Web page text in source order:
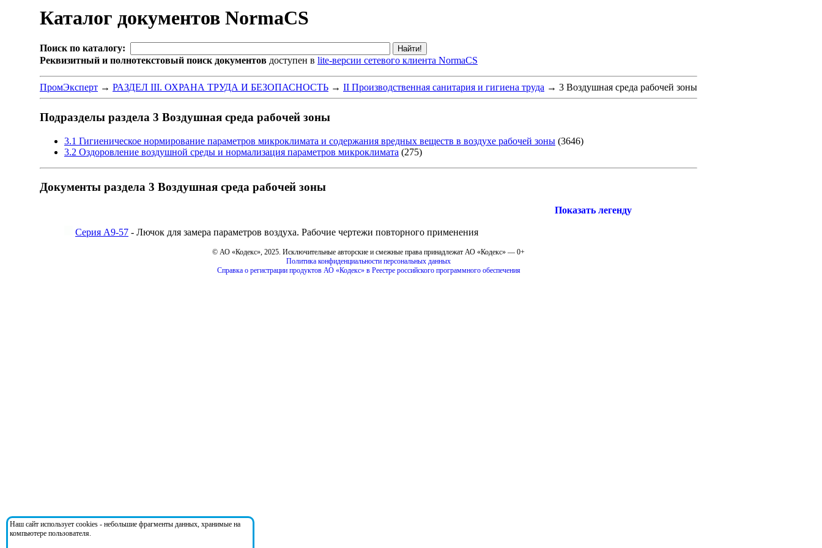
Каталог документов NormaCS
Поиск по каталогу:
Реквизитный и полнотекстовый поиск документов доступен в lite-версии сетевого клиента NormaCS
ПромЭксперт → РАЗДЕЛ III. ОХРАНА ТРУДА И БЕЗОПАСНОСТЬ → II Производственная санитария и гигиена труда → 3 Воздушная среда рабочей зоны
Подразделы раздела 3 Воздушная среда рабочей зоны
3.1 Гигиеническое нормирование параметров микроклимата и содержания вредных веществ в воздухе рабочей зоны (3646)
3.2 Оздоровление воздушной среды и нормализация параметров микроклимата (275)
Документы раздела 3 Воздушная среда рабочей зоны
Показать легенду
Серия А9-57 - Лючок для замера параметров воздуха. Рабочие чертежи повторного применения
© АО «Кодекс», 2025. Исключительные авторские и смежные права принадлежат АО «Кодекс» — 0+
Политика конфиденциальности персональных данных
Справка о регистрации продуктов АО «Кодекс» в Реестре российского программного обеспечения
Наш сайт использует cookies - небольшие фрагменты данных, хранимые на
компьютере пользователя.